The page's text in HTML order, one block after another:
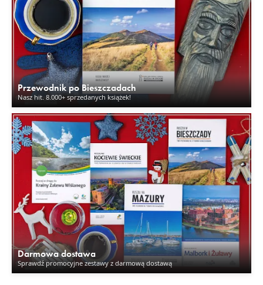
Przewodnik po Bieszczadach
Nasz hit. 8.000+ sprzedanych książek!
Darmowa dostawa
Sprawdź promocyjne zestawy z darmową dostawą